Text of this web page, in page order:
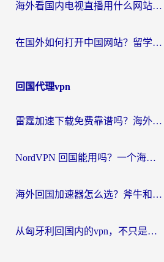
海外看国内电视直播用什么网站比较好？一篇解决你所有追剧难题的实用指南
在国外如何打开中国网站？留学生与海外华人的无缝访问指南
回国代理vpn
雷霆加速下载免费靠谱吗？海外党选回国加速器的避坑指南（附热门工具对比）
NordVPN 回国能用吗？一个海外用户必须面对的真实困境
海外回国加速器怎么选？斧牛和海龟哪个好？一篇帮你避开坑的实用指南
从匈牙利回国内的vpn，不只是为了刷剧那么简单